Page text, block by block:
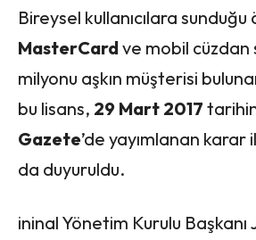
Bireysel kullanıcılara
MasterCardve mobil cüzdan
milyonu aşkın müşterisi
bu lisans, 29 Mart 2017
Gazete’de yayımlanan
da duyuruldu.
ininal Yönetim Kurulu Başkanı